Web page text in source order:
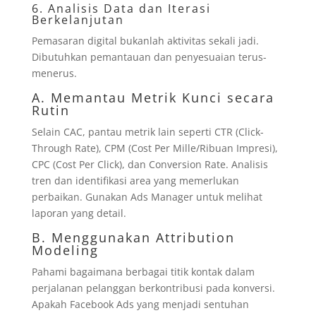
6. Analisis Data dan Iterasi
Berkelanjutan
Pemasaran digital bukanlah aktivitas sekali jadi.
Dibutuhkan pemantauan dan penyesuaian terus-
menerus.
A. Memantau Metrik Kunci secara
Rutin
Selain CAC, pantau metrik lain seperti CTR (Click-
Through Rate), CPM (Cost Per Mille/Ribuan Impresi),
CPC (Cost Per Click), dan Conversion Rate. Analisis
tren dan identifikasi area yang memerlukan
perbaikan. Gunakan Ads Manager untuk melihat
laporan yang detail.
B. Menggunakan Attribution
Modeling
Pahami bagaimana berbagai titik kontak dalam
perjalanan pelanggan berkontribusi pada konversi.
Apakah Facebook Ads yang menjadi sentuhan